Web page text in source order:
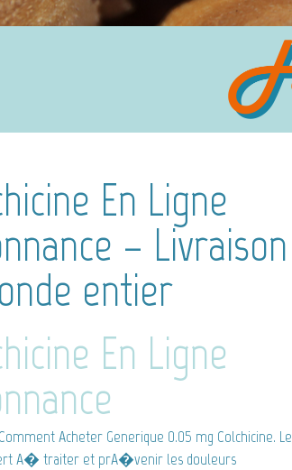
En Ligne
– Livraison
entier
En Ligne
Comment Acheter Generique 0.05 mg Colchicine. Le
A� traiter et prA�venir les douleurs